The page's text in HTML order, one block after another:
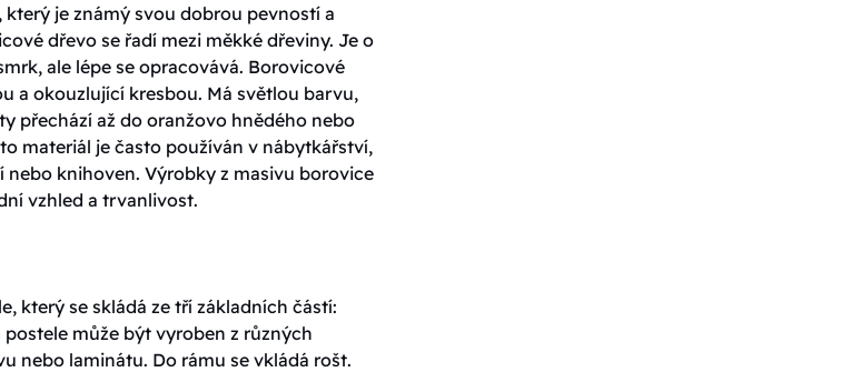
je známý svou dobrou pevností a
dřevo se řadí mezi měkké dřeviny. Je o
ale lépe se opracovává. Borovicové
a okouzlující kresbou. Má světlou barvu,
přechází až do oranžovo hnědého nebo
materiál je často používán v nábytkářství,
knihoven. Výrobky z masivu borovice
vzhled a trvanlivost.
který se skládá ze tří základních částí:
může být vyroben z různých
nebo laminátu. Do rámu se vkládá rošt.